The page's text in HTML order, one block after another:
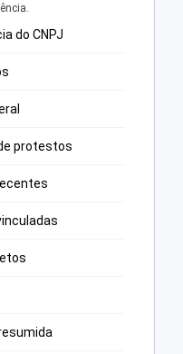
do CNPJ
protestos